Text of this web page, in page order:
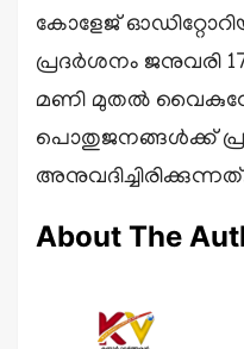
കോളേജ്
പ്രദർശനം ജനുവരി
മണി മുതൽ
പൊതുജനങ്ങൾക്ക്
About The